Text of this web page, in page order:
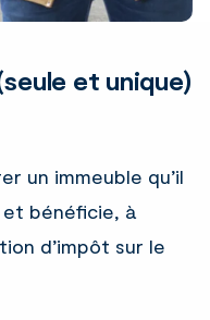
et unique)
un immeuble qu’il
bénéficie, à
d’impôt sur le